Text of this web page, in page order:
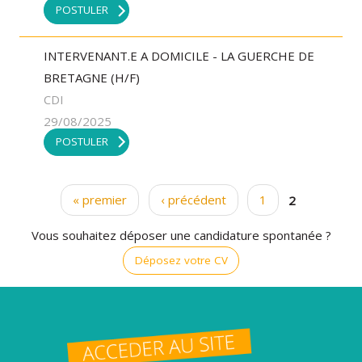
POSTULER
INTERVENANT.E A DOMICILE - LA GUERCHE DE
BRETAGNE (H/F)
CDI
29/08/2025
POSTULER
« premier ‹ précédent 1 2
Vous souhaitez déposer une candidature spontanée ?
Déposez votre CV